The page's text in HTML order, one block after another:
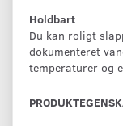
Holdbart
Du kan roligt
dokumenteret
temperaturer og